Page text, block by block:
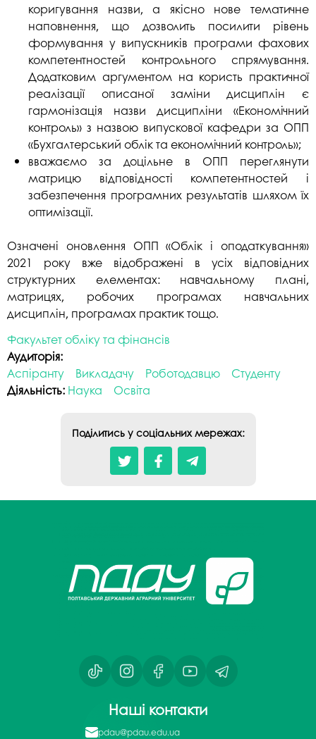
коригування назви, а якісно нове тематичне
наповнення, що дозволить посилити рівень
формування у випускників програми фахових
компетентностей контрольного спрямування.
Додатковим аргументом на користь практичної
реалізації описаної заміни дисциплін є
гармонізація назви дисципліни «Економічний
контроль» з назвою випускової кафедри за ОПП
«Бухгалтерський облік та економічний контроль»;
вважаємо за доцільне в ОПП переглянути
матрицю відповідності компетентностей і
забезпечення програмних результатів шляхом їх
оптимізації.
Означені оновлення ОПП «Облік і оподаткування»
2021 року вже відображені в усіх відповідних
структурних елементах: навчальному плані,
матрицях, робочих програмах навчальних
дисциплін, програмах практик тощо.
Факультет обліку та фінансів
Аудиторія:
Аспіранту
Викладачу Роботодавцю
Студенту
Діяльність: Наука Освіта
Поділитись у соціальних мережах:
Наші контакти
pdau@pdau.edu.ua